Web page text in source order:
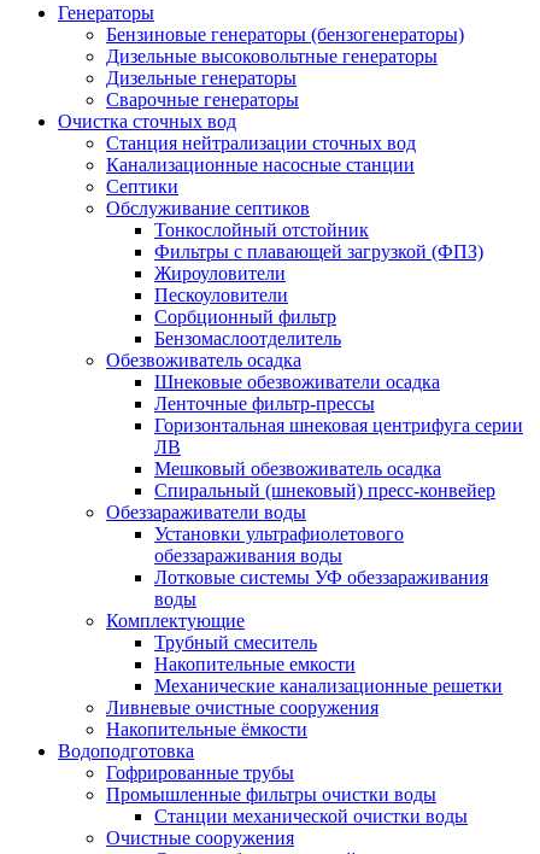
Генераторы
Бензиновые генераторы (бензогенераторы)
Дизельные высоковольтные генераторы
Дизельные генераторы
Сварочные генераторы
Очистка сточных вод
Станция нейтрализации сточных вод
Канализационные насосные станции
Септики
Обслуживание септиков
Тонкослойный отстойник
Фильтры с плавающей загрузкой (ФПЗ)
Жироуловители
Пескоуловители
Сорбционный фильтр
Бензомаслоотделитель
Обезвоживатель осадка
Шнековые обезвоживатели осадка
Ленточные фильтр-прессы
Горизонтальная шнековая центрифуга серии
ЛВ
Мешковый обезвоживатель осадка
Спиральный (шнековый) пресс-конвейер
Обеззараживатели воды
Установки ультрафиолетового
обеззараживания воды
Лотковые системы УФ обеззараживания
воды
Комплектующие
Трубный смеситель
Накопительные емкости
Механические канализационные решетки
Ливневые очистные сооружения
Накопительные ёмкости
Водоподготовка
Гофрированные трубы
Промышленные фильтры очистки воды
Станции механической очистки воды
Очистные сооружения